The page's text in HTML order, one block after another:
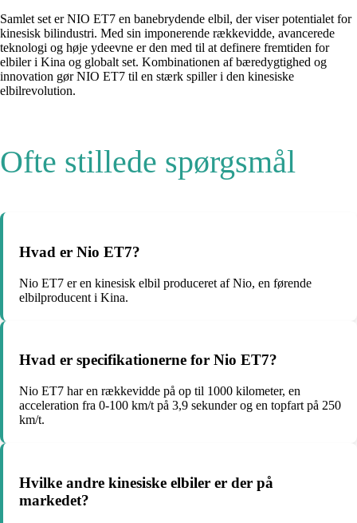
Samlet set er NIO ET7 en banebrydende elbil, der viser potentialet for
kinesisk bilindustri. Med sin imponerende rækkevidde, avancerede
teknologi og høje ydeevne er den med til at definere fremtiden for
elbiler i Kina og globalt set. Kombinationen af ​​bæredygtighed og
innovation gør NIO ET7 til en stærk spiller i den kinesiske
elbilrevolution.
Ofte stillede spørgsmål
Hvad er Nio ET7?
Nio ET7 er en kinesisk elbil produceret af Nio, en førende
elbilproducent i Kina.
Hvad er specifikationerne for Nio ET7?
Nio ET7 har en rækkevidde på op til 1000 kilometer, en
acceleration fra 0-100 km/t på 3,9 sekunder og en topfart på 250
km/t.
Hvilke andre kinesiske elbiler er der på
markedet?